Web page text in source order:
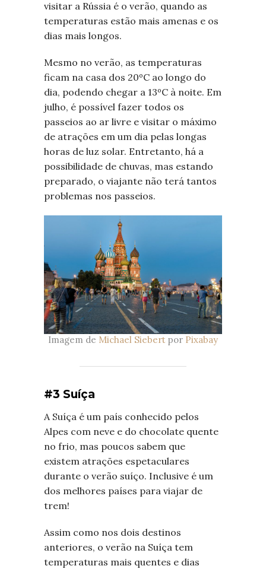
visitar a Rússia é o verão, quando as
temperaturas estão mais amenas e os
dias mais longos.
Mesmo no verão, as temperaturas
ficam na casa dos 20ºC ao longo do
dia, podendo chegar a 13ºC à noite. Em
julho, é possível fazer todos os
passeios ao ar livre e visitar o máximo
de atrações em um dia pelas longas
horas de luz solar. Entretanto, há a
possibilidade de chuvas, mas estando
preparado, o viajante não terá tantos
problemas nos passeios.
Imagem de Michael Siebert por Pixabay
#3 Suíça
A Suíça é um país conhecido pelos
Alpes com neve e do chocolate quente
no frio, mas poucos sabem que
existem atrações espetaculares
durante o verão suíço. Inclusive é um
dos melhores países para viajar de
trem!
Assim como nos dois destinos
anteriores, o verão na Suíça tem
temperaturas mais quentes e dias